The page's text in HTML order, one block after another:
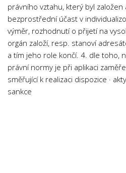
Společenské vědy
Technika
Účetnictví
Zdravotnictví
Zeměpis
Novinky
právního vztahu, který byl založen
bezprostřední účast v
výměr, rozhodnutí o přijetí na
orgán založí, resp. stanoví
a tím jeho role končí. 4. dle toho,
právní normy je při aplikaci
směřující k realizaci dispozice ·
sankce